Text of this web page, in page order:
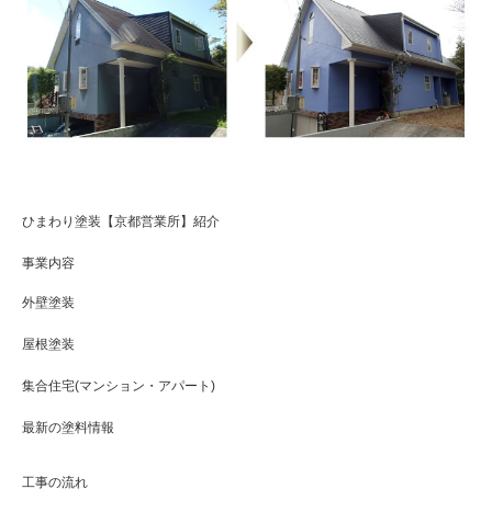
ひまわり塗装【京都営業所】紹介
事業内容
外壁塗装
屋根塗装
集合住宅(マンション・アパート)
最新の塗料情報
工事の流れ